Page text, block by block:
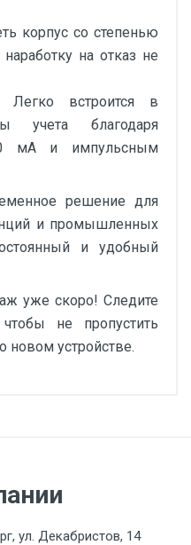
корпус со степенью
на отказ не
Легко встроится в
учета благодаря
мА и импульсным
решение для
и промышленных
и удобный
уже скоро! Следите
не пропустить
устройстве.
ул. Декабристов, 14